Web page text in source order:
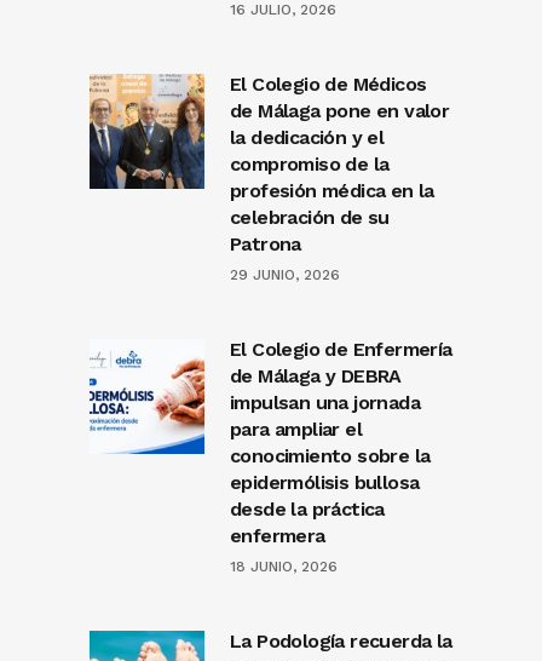
16 JULIO, 2026
El Colegio de Médicos
de Málaga pone en valor
la dedicación y el
compromiso de la
profesión médica en la
celebración de su
Patrona
29 JUNIO, 2026
El Colegio de Enfermería
de Málaga y DEBRA
impulsan una jornada
para ampliar el
conocimiento sobre la
epidermólisis bullosa
desde la práctica
enfermera
18 JUNIO, 2026
La Podología recuerda la